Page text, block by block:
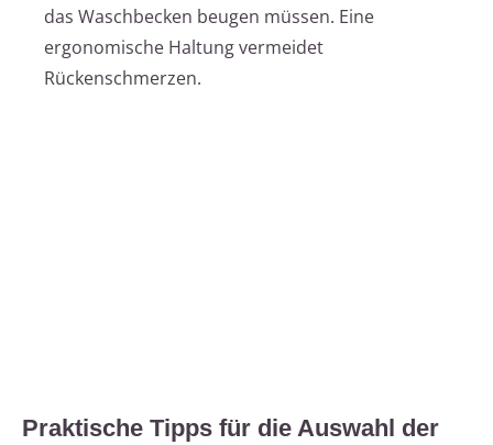
das Waschbecken beugen müssen. Eine
ergonomische Haltung vermeidet
Rückenschmerzen.
Praktische Tipps für die Auswahl der